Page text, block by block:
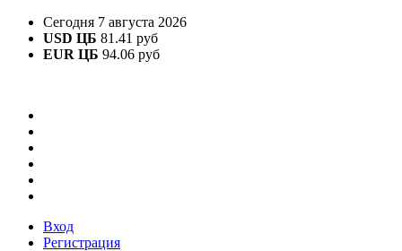
Сегодня 7 августа 2026
USD ЦБ 81.41 руб
EUR ЦБ 94.06 руб
Вход
Регистрация